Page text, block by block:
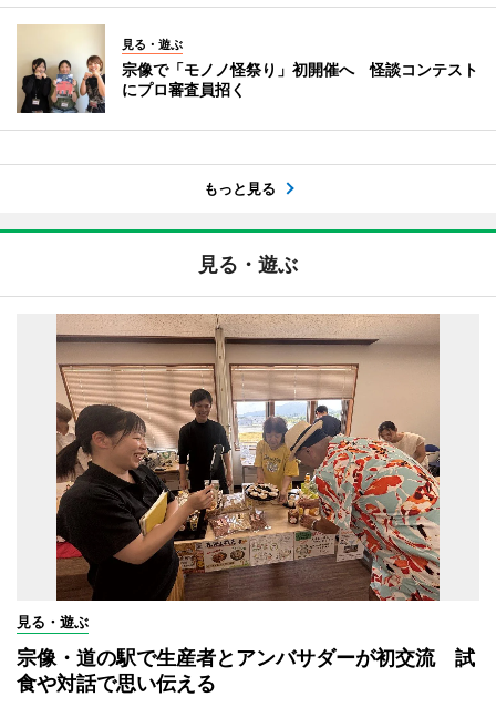
見る・遊ぶ
宗像で「モノノ怪祭り」初開催へ 怪談コンテスト
にプロ審査員招く
もっと見る
見る・遊ぶ
見る・遊ぶ
宗像・道の駅で生産者とアンバサダーが初交流 試
食や対話で思い伝える